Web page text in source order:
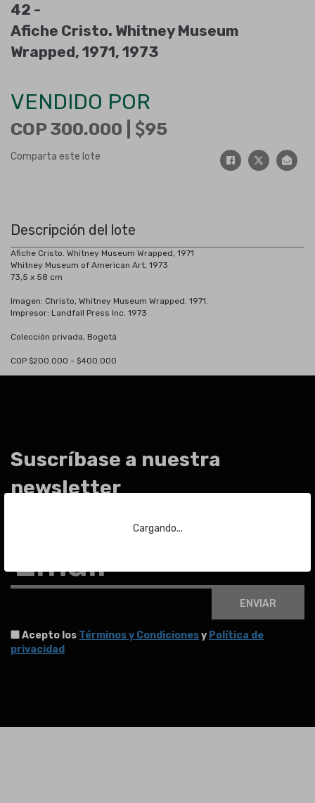
Cargando...
42 -
Afiche Cristo. Whitney Museum
Wrapped, 1971, 1973
VENDIDO POR
COP 300.000 | 95
Comparta este lote
Descripción del lote
Afiche Cristo. Whitney Museum Wrapped, 1971
Whitney Museum of American Art, 1973
73,5 x 58 cm
Imagen: Christo, Whitney Museum Wrapped. 1971.
Impresor: Landfall Press Inc. 1973
Colección privada, Bogotá
COP $200.000 - $400.000
Suscríbase a nuestra
newsletter
Para estar al día de las últimas noticias sobre subastas y mucho más.
Email
ENVIAR
Acepto los Términos y Condicionesy Política de
privacidad